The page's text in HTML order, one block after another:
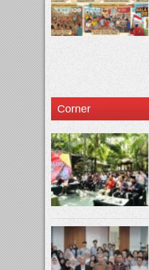
Corner